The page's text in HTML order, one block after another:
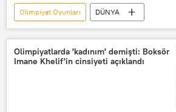
Olimpiyat Oyunları
DÜNYA
Hindistan
Olimpiyatlar
Yoga
spor
atletizm
Yeni Delhi
Başvuru
Mektup
Olimpiyatlarda 'kadınım' demişti: Boksör
Imane Khelif'in cinsiyeti açıklandı